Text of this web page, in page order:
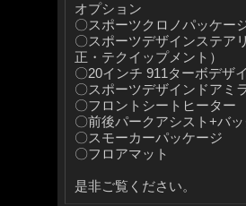
オプション
〇スポーツクロノパッケー
〇スポーツデザインステア
正・テクイップメント）
〇20インチ 911ターボデザ
〇スポーツデザインドアミ
〇フロントシートヒーター
〇前後パークアシスト+バ
〇スモーカーパッケージ
〇フロアマット
是非ご覧ください。